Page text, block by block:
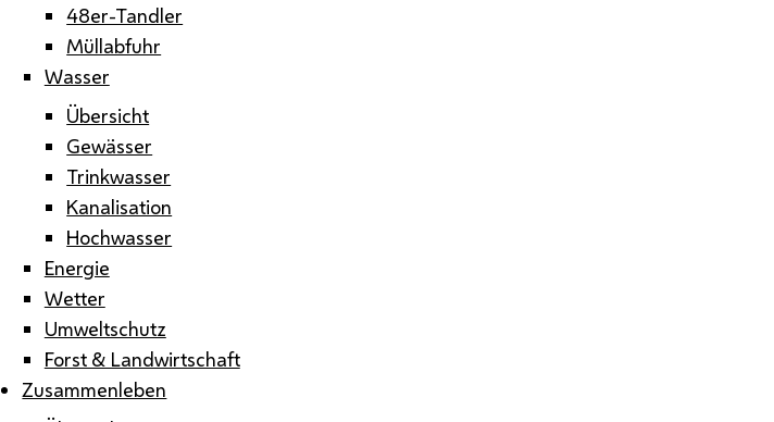
48er-Tandler
Müllabfuhr
Wasser
Übersicht
Gewässer
Trinkwasser
Kanalisation
Hochwasser
Energie
Wetter
Umweltschutz
Forst & Landwirtschaft
Zusammenleben